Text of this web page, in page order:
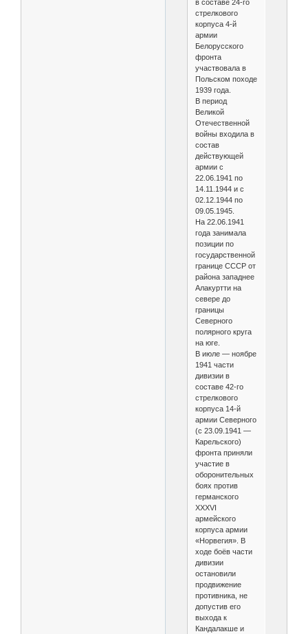
в составе 24-го
стрелкового
корпуса 4-й
армии
Белорусского
фронта
участвовала в
Польском походе
1939 года.
В период
Великой
Отечественной
войны входила в
состав
действующей
армии с
22.06.1941 по
14.11.1944 и с
02.12.1944 по
09.05.1945.
На 22.06.1941
года занимала
позиции по
государственной
границе СССР от
района западнее
Алакуртти на
севере до
границы
Северного
полярного круга
на юге.
В июле — ноябре
1941 части
дивизии в
составе 42-го
стрелкового
корпуса 14-й
армии Северного
(с 23.09.1941 —
Карельского)
фронта приняли
участие в
оборонительных
боях против
германского
XXXVI
армейского
корпуса армии
«Норвегия». В
ходе боёв части
дивизии
остановили
продвижение
противника, не
допустив его
выхода к
Кандалакше и